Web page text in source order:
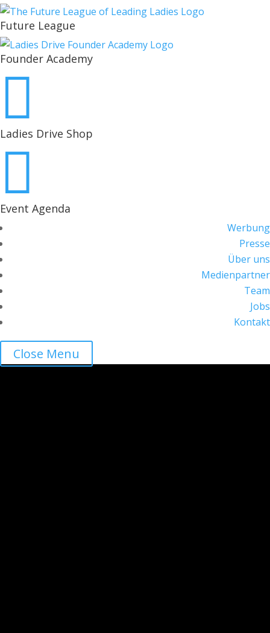
Future League
Founder Academy

Ladies Drive Shop

Event Agenda
Werbung
Presse
Über uns
Medienpartner
Team
Jobs
Kontakt
Close Menu